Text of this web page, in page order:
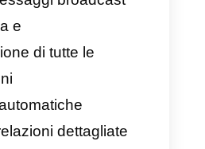
e svantaggi di
è un’app
interessante per